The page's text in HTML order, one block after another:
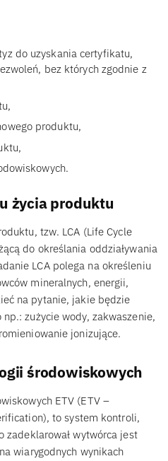
do uzyskania certyfikatu,
bez których zgodnie z
produktu,
życia produktu
tzw. LCA (Life Cycle
do określania oddziaływania
LCA polega na określeniu
mineralnych, energii,
na pytanie, jakie będzie
zużycie wody, zakwaszenie,
jonizujące.
środowiskowych
ETV (ETV –
to system kontroli,
zadeklarował wytwórca jest
wiarygodnych wynikach